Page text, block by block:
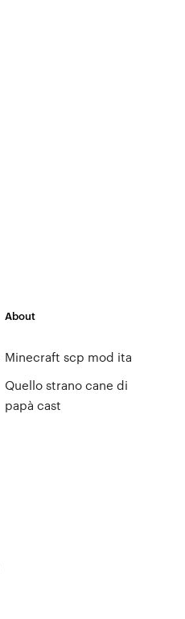
About
Minecraft scp mod ita
Quello strano cane di
papà cast